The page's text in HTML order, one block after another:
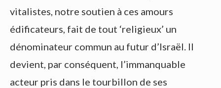
vitalistes, notre soutien à ces amours
édificateurs, fait de tout ‘religieux’ un
dénominateur commun au futur d’Israël. Il
devient, par conséquent, l’immanquable
acteur pris dans le tourbillon de ses